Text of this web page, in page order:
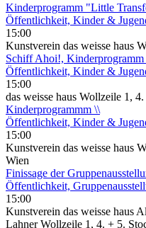
Kinderprogramm "Little
Öffentlichkeit, Kinder &
15:00
Kunstverein das weisse haus
Schiff Ahoi!, Kinderprogramm
Öffentlichkeit, Kinder &
15:00
das weisse haus Wollzeile 1,
Kinderprogrammm \\
Öffentlichkeit, Kinder &
15:00
Kunstverein das weisse haus
Wien
Finissage der
Öffentlichkeit,
15:00
Kunstverein das weisse haus
Lahner Wollzeile 1, 4. + 5.